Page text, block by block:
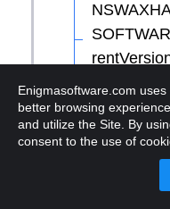
Enigmasoftware.com
better browsing
and utilize the Site. By
consent to the use of